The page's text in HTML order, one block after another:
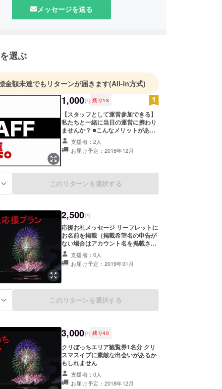
メッセージを送る
選ぶ
金額未達でもリターンが届きます(All-in方式)
1,000円 残り18
【スタッフとして運営参加できる】
私たちと一緒に当日の運営に携わり
ませんか？ ■こんなメリットがあり
ます →スタッフ専用の観覧席確保、
実行委員会と仲良くなれます！ ■こ
んなことをやってもらいます →会場
支援者：2人
お届け予定：2018年12月
このリターンを選択する
2,500円
応援お礼メッセージ リーフレットに
お名前を掲載（掲載希望名の申告が
ない場合はアカウント名を掲載させ
て頂きます）
支援者：0人
お届け予定：2019年01月
このリターンを選択する
3,000円 残り40
クリぼっちエリア観覧券1名分 クリ
スマスイブに素敵な出会いがあるか
もしれません
支援者：0人
お届け予定：2018年12月